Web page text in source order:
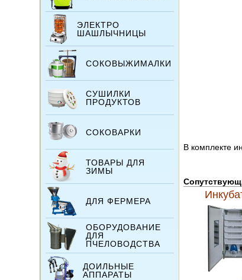
ЭЛЕКТРО
ШАШЛЫЧНИЦЫ
СОКОВЫЖИМАЛКИ
СУШИЛКИ
ПРОДУКТОВ
СОКОВАРКИ
ТОВАРЫ ДЛЯ
ЗИМЫ
ДЛЯ ФЕРМЕРА
ОБОРУДОВАНИЕ
ДЛЯ
ПЧЕЛОВОДСТВА
ДОИЛЬНЫЕ
АППАРАТЫ
В комплекте